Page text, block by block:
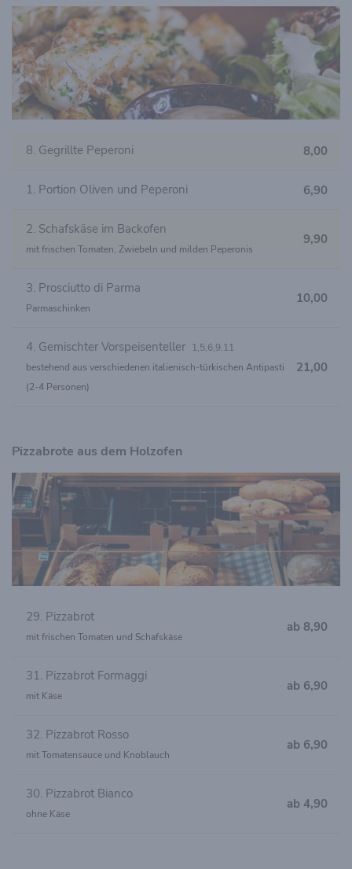
8. Gegrillte Peperoni 8,00
1. Portion Oliven und Peperoni 6,90
2. Schafskäse im Backofen
mit frischen Tomaten, Zwiebeln und milden Peperonis
9,90
3. Prosciutto di Parma
Parmaschinken
10,00
4. Gemischter Vorspeisenteller
1,5,6,9,11
bestehend aus verschiedenen italienisch-türkischen Antipasti
(2-4 Personen)
21,00
Pizzabrote aus dem Holzofen
29. Pizzabrot
mit frischen Tomaten und Schafskäse
ab 8,90
31. Pizzabrot Formaggi
mit Käse
ab 6,90
32. Pizzabrot Rosso
mit Tomatensauce und Knoblauch
ab 6,90
30. Pizzabrot Bianco
ohne Käse
ab 4,90